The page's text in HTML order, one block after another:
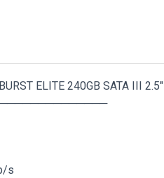
ELITE 240GB SATA III 2.5"
s